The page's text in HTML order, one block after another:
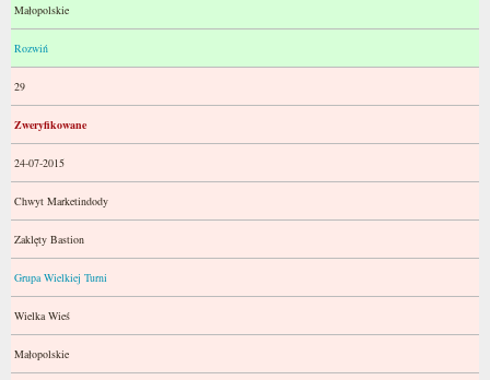
Małopolskie
Rozwiń
29
Zweryfikowane
24-07-2015
Chwyt Marketindody
Zaklęty Bastion
Grupa Wielkiej Turni
Wielka Wieś
Małopolskie